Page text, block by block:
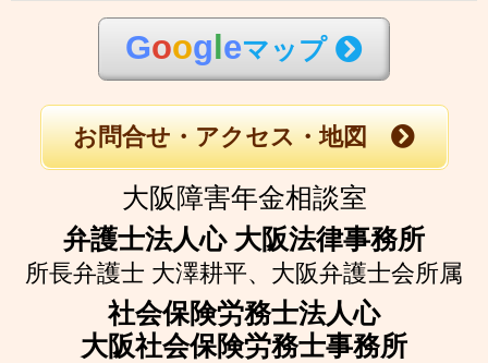
Goog eマップ
お問合せ・アクセス・地図
大阪障害年金相談室
弁護士法人心 大阪法律事務所
所長弁護士 大澤耕平、 大阪弁護士会所属
社会保険労務士法人心
大阪社会保険労務士事務所